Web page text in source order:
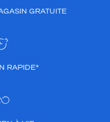
GRATUITE
RAPIDE*